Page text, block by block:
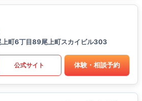
上町6丁目89尾上町スカイビル303
公式サイト 体験・相談予約